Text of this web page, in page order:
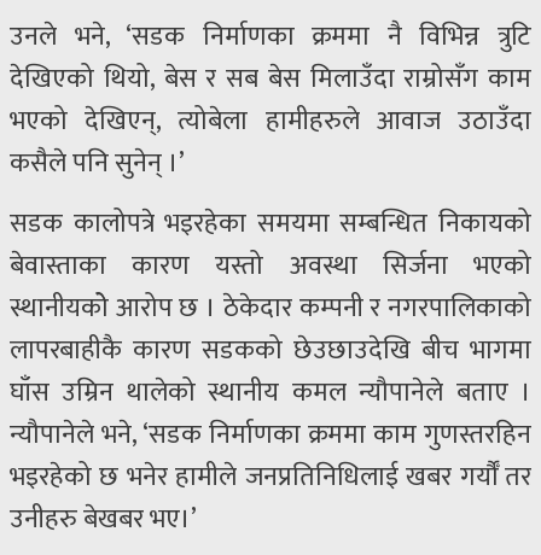
उनले भने, ‘सडक निर्माणका क्रममा नै विभिन्न त्रुटि
देखिएको थियो, बेस र सब बेस मिलाउँदा राम्रोसँग काम
भएको देखिएन्, त्योबेला हामीहरुले आवाज उठाउँदा
कसैले पनि सुनेन् ।’
सडक कालोपत्रे भइरहेका समयमा सम्बन्धित निकायको
बेवास्ताका कारण यस्तो अवस्था सिर्जना भएको
स्थानीयकोे आरोप छ । ठेकेदार कम्पनी र नगरपालिकाको
लापरबाहीकै कारण सडकको छेउछाउदेखि बीच भागमा
घाँस उम्रिन थालेको स्थानीय कमल न्यौपानेले बताए ।
न्यौपानेले भने, ‘सडक निर्माणका क्रममा काम गुणस्तरहिन
भइरहेको छ भनेर हामीले जनप्रतिनिधिलाई खबर गर्यौँ तर
उनीहरु बेखबर भए।’